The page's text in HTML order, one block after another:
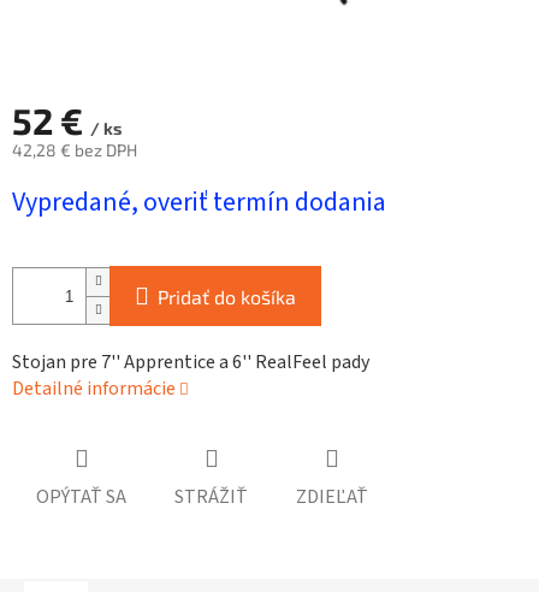
52 € / ks
42,28 € bez DPH
cena:
Vypredané, overiť termín dodania
Pridať do košíka
Stojan pre 7'' Apprentice a 6'' RealFeel pady
Detailné informácie
OPÝTAŤ SA STRÁŽIŤ ZDIEĽAŤ